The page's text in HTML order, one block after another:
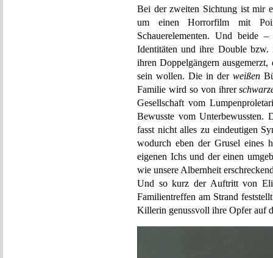
Bei der zweiten Sichtung ist mir
um einen Horrorfilm mit
Schauerelementen. Und
Identitäten und ihre Double bzw.
ihren Doppelgängern
sein wollen. Die in der weißen
Familie wird so von ihrer
Gesellschaft vom
Bewusste vom
fasst nicht alles zu eindeutigen
wodurch eben der Grusel eines
eigenen Ichs und der einen
wie unsere Albernheit
Und so kurz der Auftritt von
Familientreffen am Strand
Killerin genussvoll ihre Opfer auf